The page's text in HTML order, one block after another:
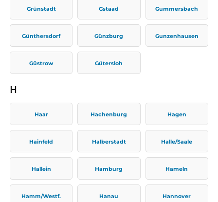
Grünstadt Gstaad Gummersbach
Günthersdorf Günzburg Gunzenhausen
Güstrow Gütersloh
H
Haar Hachenburg Hagen
Hainfeld Halberstadt Halle/Saale
Hallein Hamburg Hameln
Hamm/Westf. Hanau Hannover